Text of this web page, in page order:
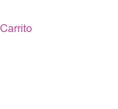
Carrito